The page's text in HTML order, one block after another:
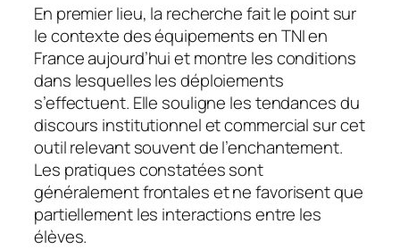
En premier lieu, la recherche fait le point sur
le contexte des équipements en TNI en
France aujourd’hui et montre les conditions
dans lesquelles les déploiements
s’effectuent. Elle souligne les tendances du
discours institutionnel et commercial sur cet
outil relevant souvent de l’enchantement.
Les pratiques constatées sont
généralement frontales et ne favorisent que
partiellement les interactions entre les
élèves.